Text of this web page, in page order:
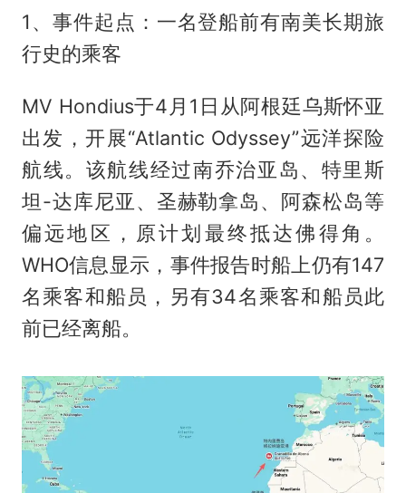
1、事件起点：一名登船前有南美长期旅
行史的乘客
MV Hondius于4月1日从阿根廷乌斯怀亚
出发，开展“Atlantic Odyssey”远洋探险
航线。该航线经过南乔治亚岛、特里斯
坦-达库尼亚、圣赫勒拿岛、阿森松岛等
偏远地区，原计划最终抵达佛得角。
WHO信息显示，事件报告时船上仍有147
名乘客和船员，另有34名乘客和船员此
前已经离船。